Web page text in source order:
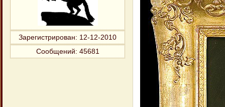
Зарегистрирован: 12-12-2010
Сообщений: 45681